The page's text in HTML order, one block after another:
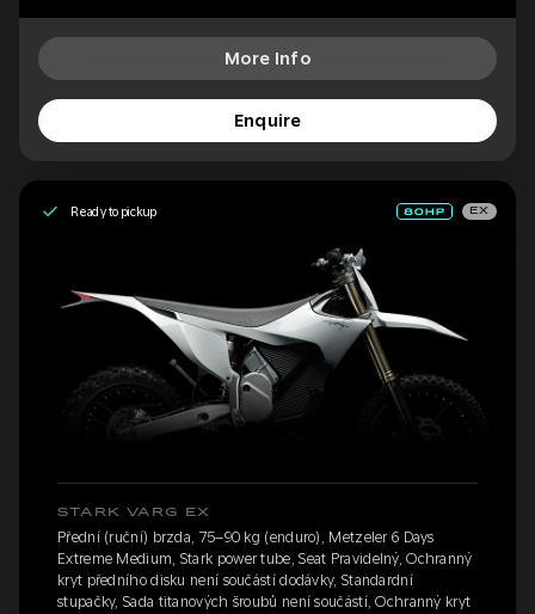
More Info
Enquire
Ready to pickup EX
STARK VARG EX
Přední (ruční) brzda, 75–90 kg (enduro), Metzeler 6 Days
Extreme Medium, Stark power tube, Seat Pravidelný, Ochranný
kryt předního disku není součástí dodávky, Standardní
stupačky, Sada titanových šroubů není součástí, Ochranný kryt